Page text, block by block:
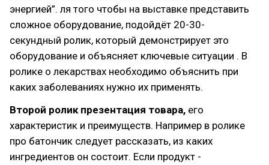
энергией”. ля того чтобы на выставке представить
сложное оборудование, подойдёт 20-30-
секундный ролик, который демонстрирует это
оборудование и объясняет ключевые ситуации . В
ролике о лекарствах необходимо объяснить при
каких заболеваниях нужно их применять.
Второй ролик презентация товара, его
характеристик и преимуществ. Например в ролике
про батончик следует рассказать, из каких
ингредиентов он состоит. Если продукт -